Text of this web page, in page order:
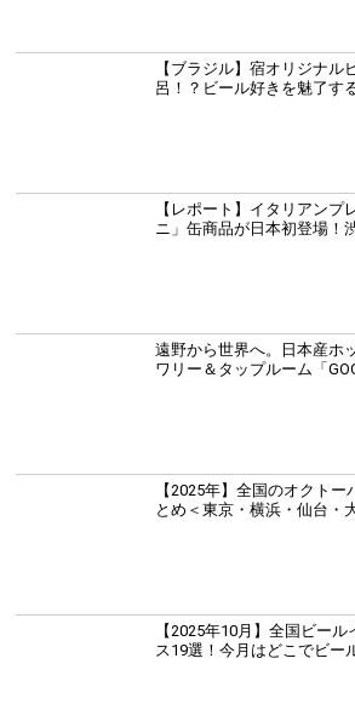
【ブラジル】宿オリジナル
呂！？ビール好きを魅了す
【レポート】イタリアンプ
ニ」缶商品が日本初登場！
遠野から世界へ。日本産ホ
ワリー＆タップルーム「
【2025年】全国のオクト
とめ＜東京・横浜・仙台・大
【2025年10月】全国ビー
ス19選！今月はどこでビー